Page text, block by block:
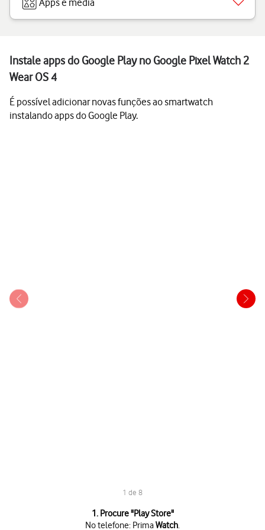
Apps e media
Instale apps do Google Play no Google Pixel Watch 2
Wear OS 4
É possível adicionar novas funções ao smartwatch
instalando apps do Google Play.
1 de 8
1. Procure "Play Store"
No telefone: PrimaWatch.